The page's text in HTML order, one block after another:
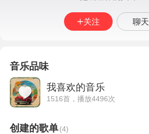
关注 聊天
音乐品味
我喜欢的音乐
1516首，播放4496次
创建的歌单(4)